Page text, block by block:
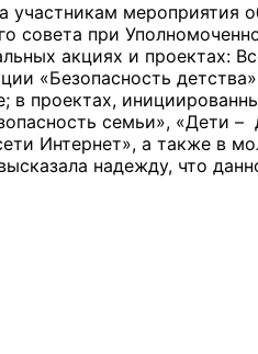
участникам мероприятия
совета при
акциях и проектах:
«Безопасность
в проектах,
семьи», «Дети –
Интернет», а также в
надежду, что